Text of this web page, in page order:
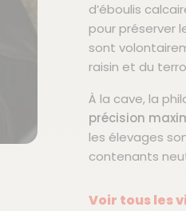
permet d'adapter et de gérer vos
d’éboulis
pour préserver
sont
raisin et du
À la cave, la
précision
les élevages
contenants
Voir tous les